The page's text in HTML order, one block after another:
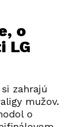
o
LG
zahrajú
mužov.
o